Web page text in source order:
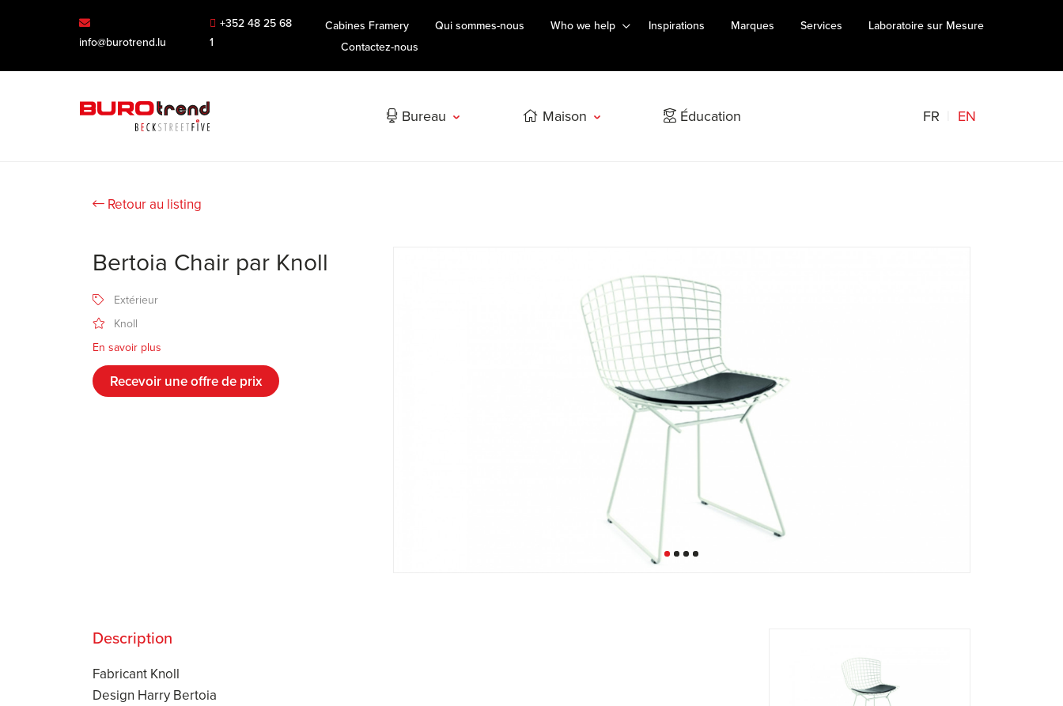
info@burotrend.lu
+352 48 25 68
1
Cabines Framery Qui sommes-nous Who we help Inspirations Marques Services
Laboratoire sur Mesure
Contactez-nous
Bureau Maison Éducation FR EN
Retour au listing
Bertoia Chair par Knoll
Extérieur
Knoll
En savoir plus
Recevoir une offre de prix
Description
Fabricant Knoll
Design Harry Bertoia